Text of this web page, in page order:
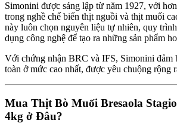
Simonini được sáng lập từ năm 1927, với
trong nghề chế biến thịt nguồi và thịt muối
này luôn chọn nguyên liệu tự nhiên, quy
dụng công nghệ để tạo ra những sản phẩm
Với chứng nhận BRC và IFS, Simonini đảm
toàn ở mức cao nhất, được yêu chuộng rộng
Mua Thịt Bò Muối Bresaola
4kg ở Đâu?